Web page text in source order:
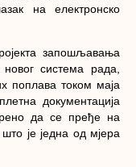
на електронско
запошљавања
система рада,
поплава током маја
документација
да се пређе на
је једна од мјера